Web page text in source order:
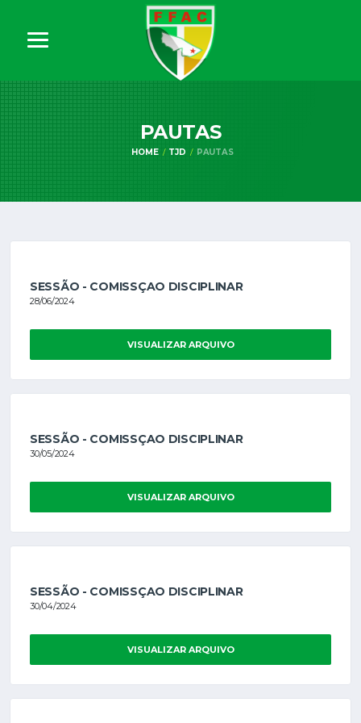
PAUTAS
HOME TJD PAUTAS
SESSÃO - COMISSÇAO DISCIPLINAR
28/06/2024
VISUALIZAR ARQUIVO
SESSÃO - COMISSÇAO DISCIPLINAR
30/05/2024
VISUALIZAR ARQUIVO
SESSÃO - COMISSÇAO DISCIPLINAR
30/04/2024
VISUALIZAR ARQUIVO